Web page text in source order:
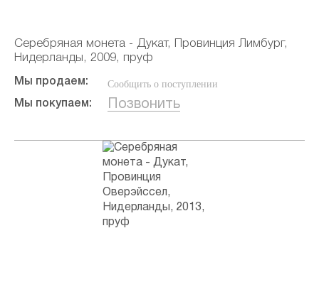
Серебряная монета - Дукат, Провинция Лимбург,
Нидерланды, 2009, пруф
Мы продаем: Сообщить о поступлении
Мы покупаем: Позвонить